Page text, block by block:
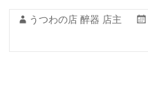
うつわの店 醉器 店主